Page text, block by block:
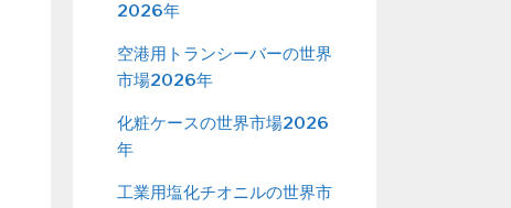
2026年
空港用トランシーバーの世界
市場2026年
化粧ケースの世界市場2026
年
工業用塩化チオニルの世界市